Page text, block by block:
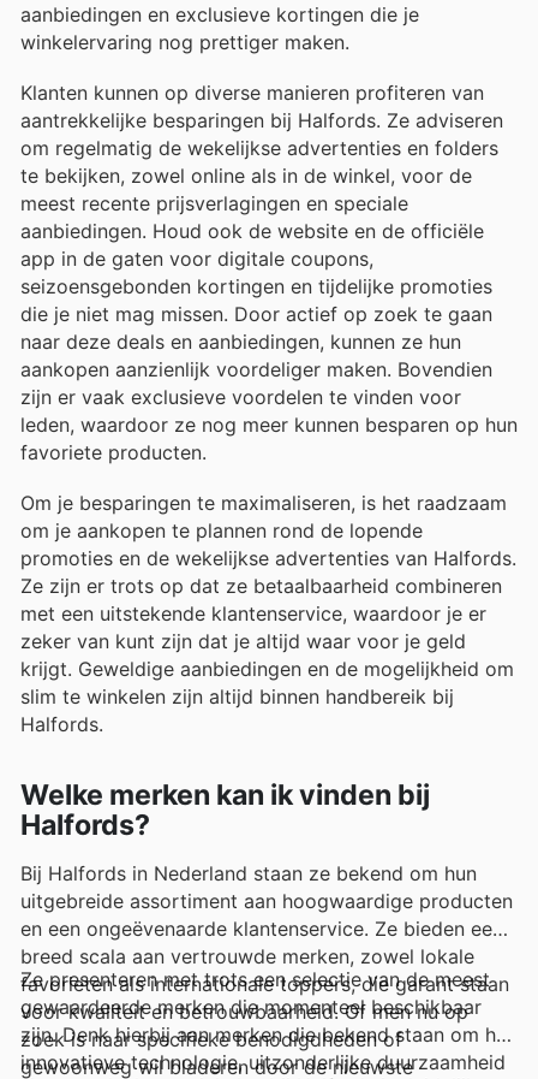
aanbiedingen en exclusieve kortingen die je
winkelervaring nog prettiger maken.
Klanten kunnen op diverse manieren profiteren van
aantrekkelijke besparingen bij Halfords. Ze adviseren
om regelmatig de wekelijkse advertenties en folders
te bekijken, zowel online als in de winkel, voor de
meest recente prijsverlagingen en speciale
aanbiedingen. Houd ook de website en de officiële
app in de gaten voor digitale coupons,
seizoensgebonden kortingen en tijdelijke promoties
die je niet mag missen. Door actief op zoek te gaan
naar deze deals en aanbiedingen, kunnen ze hun
aankopen aanzienlijk voordeliger maken. Bovendien
zijn er vaak exclusieve voordelen te vinden voor
leden, waardoor ze nog meer kunnen besparen op hun
favoriete producten.
Om je besparingen te maximaliseren, is het raadzaam
om je aankopen te plannen rond de lopende
promoties en de wekelijkse advertenties van Halfords.
Ze zijn er trots op dat ze betaalbaarheid combineren
met een uitstekende klantenservice, waardoor je er
zeker van kunt zijn dat je altijd waar voor je geld
krijgt. Geweldige aanbiedingen en de mogelijkheid om
slim te winkelen zijn altijd binnen handbereik bij
Halfords.
Welke merken kan ik vinden bij
Halfords?
Bij Halfords in Nederland staan ze bekend om hun
uitgebreide assortiment aan hoogwaardige producten
en een ongeëvenaarde klantenservice. Ze bieden een
breed scala aan vertrouwde merken, zowel lokale
favorieten als internationale toppers, die garant staan
voor kwaliteit en betrouwbaarheid. Of men nu op
zoek is naar specifieke benodigdheden of
gewoonweg wil bladeren door de nieuwste
Ze presenteren met trots een selectie van de meest
gewaardeerde merken die momenteel beschikbaar
zijn. Denk hierbij aan merken die bekend staan om hun
innovatieve technologie, uitzonderlijke duurzaamheid